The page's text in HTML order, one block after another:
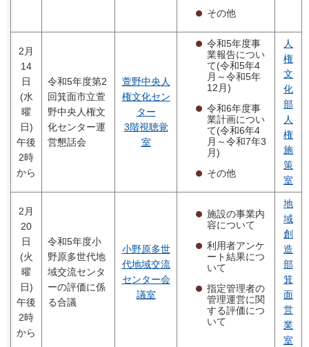
その他
2月
14
日
(水
曜
日)
午後
2時
から
令和5年度第2
回箕面市立萱
野中央人権文
化センター運
営懇話会
萱野中央人
権文化セン
ター
3階視聴覚
室
令和5年度事
業報告につい
て(令和5年4
月～令和5年
12月)
令和6年度事
業計画につい
て(令和6年4
月～令和7年3
月)
その他
人
権
文
化
部
人
権
施
策
室
2月
20
日
(火
曜
日)
午後
2時
から
令和5年度小
野原多世代地
域交流センタ
ーの評価に係
る合議
小野原多世
代地域交流
センター会
議室
施設の事業内
容について
利用者アンケ
ート結果につ
いて
指定管理者の
管理運営に関
する評価につ
いて
地
域
創
造
部
箕
面
営
業
室